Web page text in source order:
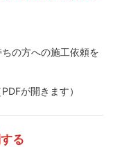
の方への施工依頼を
PDFが開きます）
る